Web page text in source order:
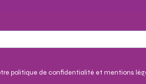
politique de confidentialité et mentions